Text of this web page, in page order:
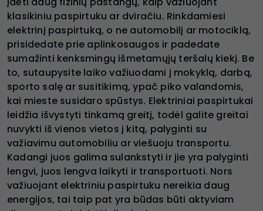
klasikiniu paspirtuku ar dviračiu. Rinkdamiesi
elektrinį paspirtuką, o ne automobilį ar motociklą,
prisidedate prie aplinkosaugos ir padedate
sumažinti kenksmingų išmetamųjų teršalų kiekį. Be
to, sutaupysite laiko važiuodami į mokyklą, darbą,
sporto salę ar susitikimą, ypač piko valandomis,
kai mieste susidaro spūstys. Elektriniai paspirtukai
leidžia išvystyti tinkamą greitį, todėl galite greitai
nuvykti iš vienos vietos į kitą, palyginti su
važiavimu automobiliu ar viešuoju transportu.
Kadangi juos galima sulankstyti ir jie yra palyginti
lengvi, juos lengva laikyti ir transportuoti. Nors
važiuojant elektriniu paspirtuku nereikia daug
energijos, tai taip pat yra būdas būti aktyviam